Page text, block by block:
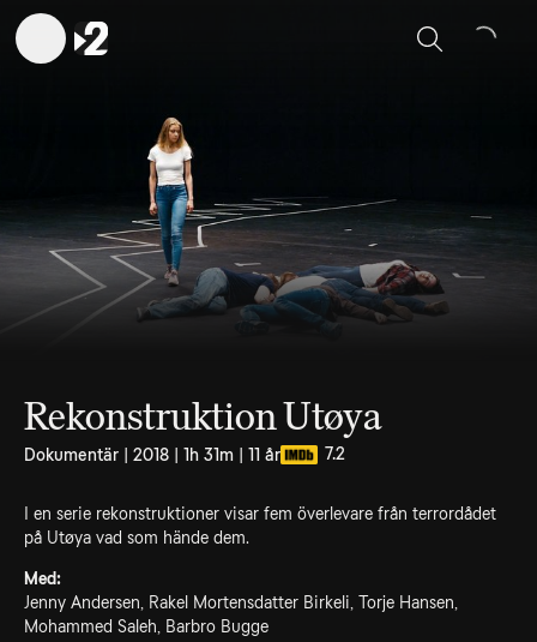
Sök
Rekonstruktion Utøya
Dokumentär | 2018 | 1h 31m | 11 år 7.2
I en serie rekonstruktioner visar fem överlevare från terrordådet
på Utøya vad som hände dem.
Med:
Jenny Andersen, Rakel Mortensdatter Birkeli, Torje Hansen,
Mohammed Saleh, Barbro Bugge